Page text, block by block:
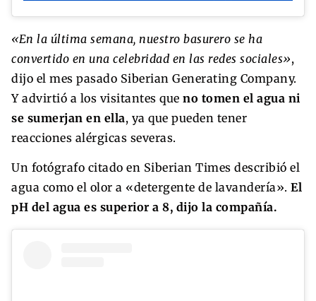
«En la última semana, nuestro basurero se ha
convertido en una celebridad en las redes sociales»,
dijo el mes pasado Siberian Generating Company.
Y advirtió a los visitantes que no tomen el agua ni
se sumerjan en ella, ya que pueden tener
reacciones alérgicas severas.
Un fotógrafo citado en Siberian Times describió el
agua como el olor a «detergente de lavandería». El
pH del agua es superior a 8, dijo la compañía.